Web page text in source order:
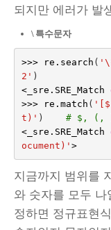
되지만 에러가 발
\ 특수문자
>>> re . search (
2' )
<_sre . SRE_Match
>>>
re . match (
t)' )
# $, (, )
<_sre . SRE_Match
ocument)' >
지금까지 범위를
와 숫자를 모두
정하면 정규표현